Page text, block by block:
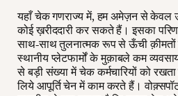
यहाँ चेक गणराज्य में, हम अमेज़न से केवल
कोई ख़रीददारी कर सकते हैं। इसका
साथ-साथ तुलनात्मक रूप से ऊँची क़ीमतों
स्थानीय प्लेटफार्मों के मुक़ाबले कम
से बड़ी संख्या में चेक कर्मचारियों को
लिये आपूर्ति चेन में काम करते हैं।